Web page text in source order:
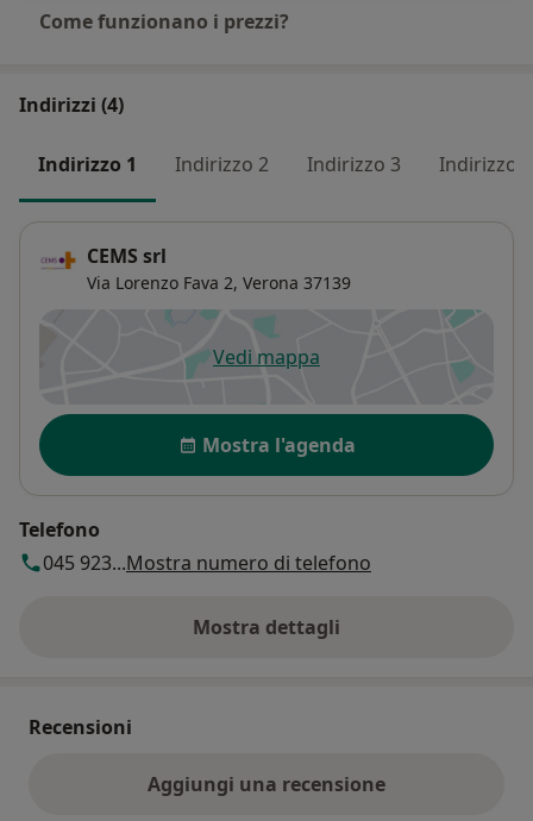
Come funzionano i prezzi?
Indirizzi (4)
Indirizzo 1 Indirizzo 2 Indirizzo 3 Indirizzo 4
CEMS srl
Via Lorenzo Fava 2, Verona 37139
Vedi mappasi apre in una nuova scheda
Disponibilità
Mostra l'agenda
Telefono
045 923...Mostra numero di telefono
Mostra dettagli
sull'indirizzo
Recensioni
Aggiungi una recensione